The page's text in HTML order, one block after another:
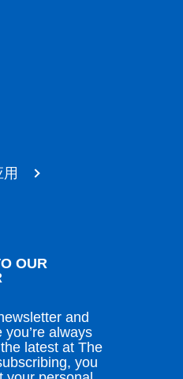
OUR
and
you’re always
latest at The
you